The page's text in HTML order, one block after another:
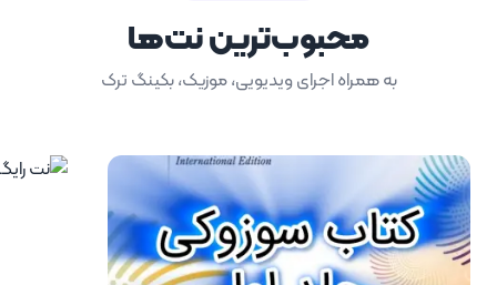
محبوب‌ترین نت‌ها
به همراه اجرای ویدیویی، موزیک، بکینگ ترک